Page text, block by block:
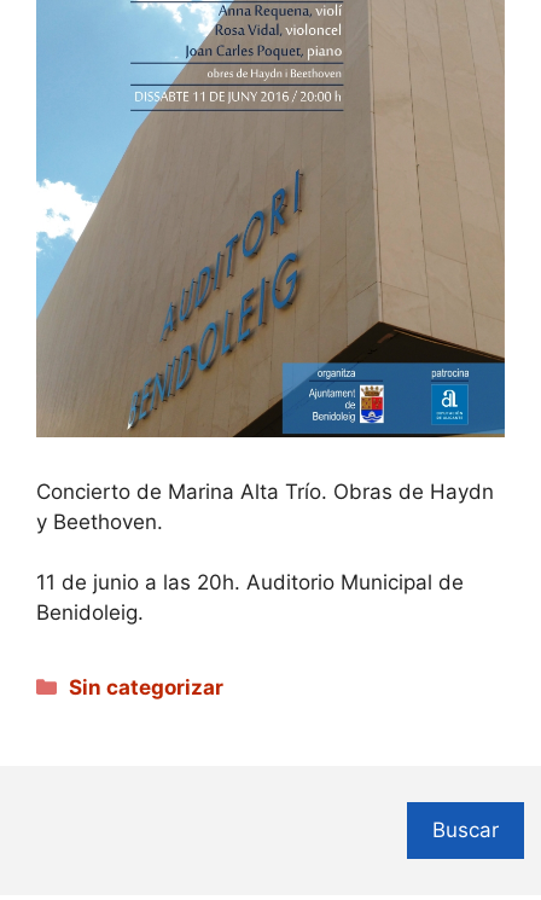
Concierto de Marina Alta Trío. Obras de Haydn
y Beethoven.
11 de junio a las 20h. Auditorio Municipal de
Benidoleig.
Categorías
Sin categorizar
Buscar